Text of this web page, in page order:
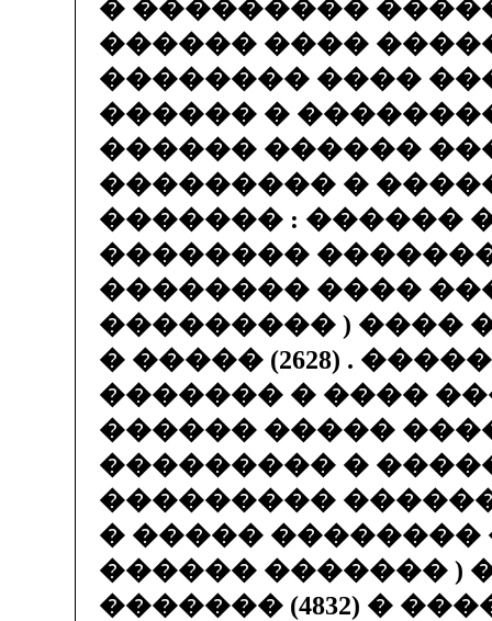
� ���������
������ ����
�������� ����
������ �
������ ������
��������� �
������� : ������
��������
�������� ����
��������� ) ����
� ����� (2628) .
������� � ����
������ �����
��������� �
���������
� �����
������ ������� )
������� (4832) �